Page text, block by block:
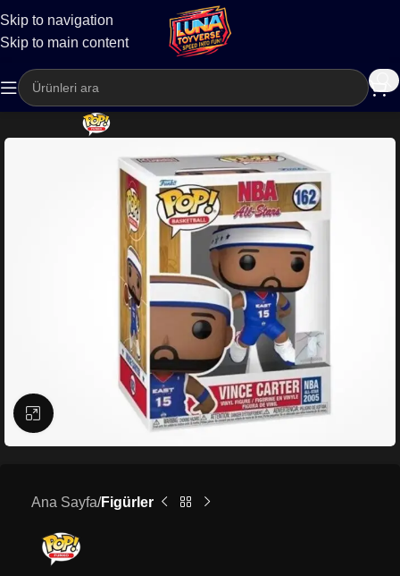
Skip to navigation
Skip to main content
Kargo
Büyütmek için tıklayın
Ana Sayfa Figürler